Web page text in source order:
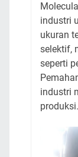
industri
ukuran
selektif,
seperti
industri
produksi.